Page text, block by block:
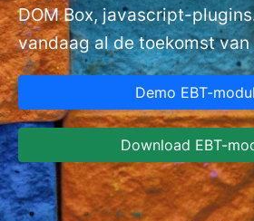
DOM Box, javascript-
vandaag al de toekomst
Demo EBT-
Download EBT-